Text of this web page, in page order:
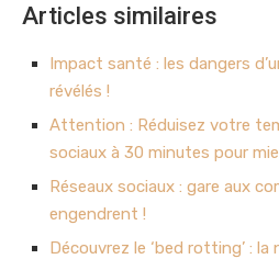
Articles similaires
Impact santé : les dangers
révélés !
Attention : Réduisez votre
sociaux à 30 minutes pour
Réseaux sociaux : gare aux
engendrent !
Découvrez le ‘bed rotting’ :